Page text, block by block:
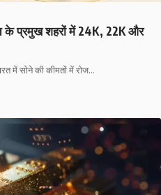
प्रमुख शहरों में 24K, 22K और
में सोने की कीमतों में रोज…